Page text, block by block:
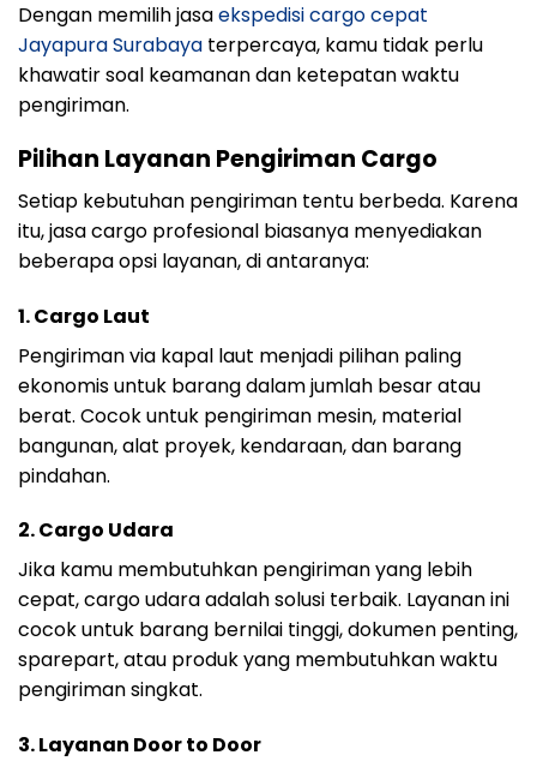
Dengan memilih jasaekspedisi cargo cepat
Jayapura Surabaya terpercaya, kamu tidak perlu
khawatir soal keamanan dan ketepatan waktu
pengiriman.
Pilihan Layanan Pengiriman Cargo
Setiap kebutuhan pengiriman tentu berbeda. Karena
itu, jasa cargo profesional biasanya menyediakan
beberapa opsi layanan, di antaranya:
1. Cargo Laut
Pengiriman via kapal laut menjadi pilihan paling
ekonomis untuk barang dalam jumlah besar atau
berat. Cocok untuk pengiriman mesin, material
bangunan, alat proyek, kendaraan, dan barang
pindahan.
2. Cargo Udara
Jika kamu membutuhkan pengiriman yang lebih
cepat, cargo udara adalah solusi terbaik. Layanan ini
cocok untuk barang bernilai tinggi, dokumen penting,
sparepart, atau produk yang membutuhkan waktu
pengiriman singkat.
3. Layanan Door to Door